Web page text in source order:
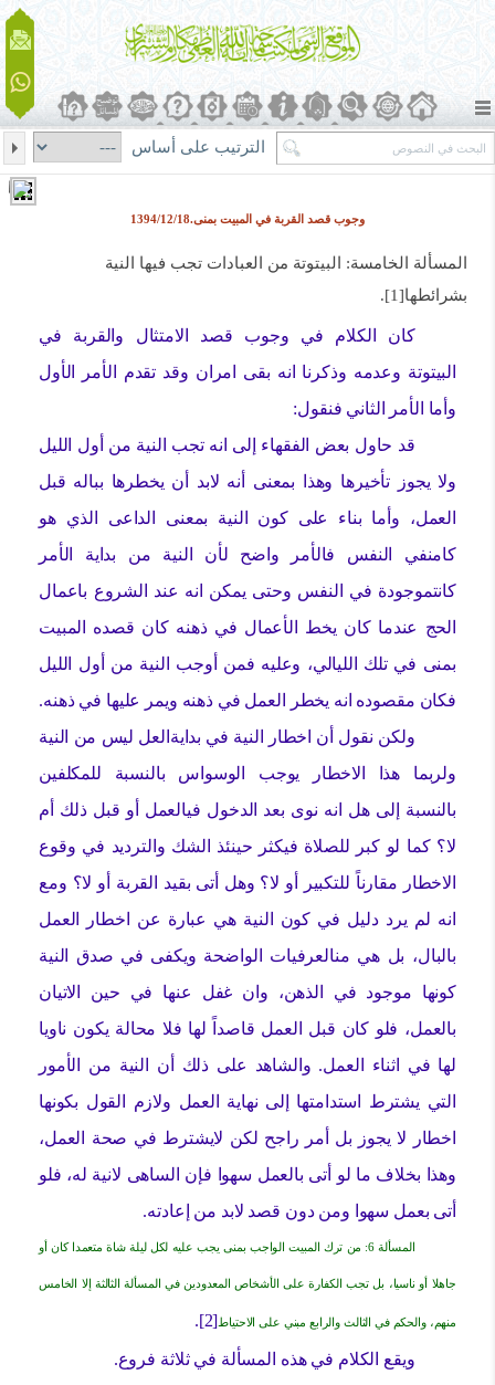
الترتيب على أساس
وجوب قصد القربة في المبيت بمنى.1394/12/18
المسألة الخامسة: البيتوتة من العبادات تجب فيها النية
بشرائطها[1].
كان الكلام في وجوب قصد الامتثال والقربة في
البيتوتة وعدمه وذكرنا انه بقى امران وقد تقدم الأمر الأول
وأما الأمر الثاني فنقول:
قد حاول بعض الفقهاء إلى انه تجب النية من أول الليل
ولا يجوز تأخيرها وهذا بمعنى أنه لابد أن يخطرها بباله قبل
العمل، وأما بناء على كون النية بمعنى الداعى الذي هو
كامنفي النفس فالأمر واضح لأن النية من بداية الأمر
كانتموجودة في النفس وحتى يمكن انه عند الشروع باعمال
الحج عندما كان يخط الأعمال في ذهنه كان قصده المبيت
بمنى في تلك الليالي، وعليه فمن أوجب النية من أول الليل
فكان مقصوده انه يخطر العمل في ذهنه ويمر عليها في ذهنه.
ولكن نقول أن اخطار النية في بدايةالعل ليس من النية
ولربما هذا الاخطار يوجب الوسواس بالنسبة للمكلفين
بالنسبة إلى هل انه نوى بعد الدخول فيالعمل أو قبل ذلك أم
لا؟ كما لو كبر للصلاة فيكثر حينئذ الشك والترديد في وقوع
الاخطار مقارناً للتكبير أو لا؟ وهل أتى بقيد القربة أو لا؟ ومع
انه لم يرد دليل في كون النية هي عبارة عن اخطار العمل
بالبال، بل هي منالعرفيات الواضحة ويكفى في صدق النية
كونها موجود في الذهن، وان غفل عنها في حين الاتيان
بالعمل، فلو كان قبل العمل قاصداً لها فلا محالة يكون ناويا
لها في اثناء العمل. والشاهد على ذلك أن النية من الأمور
التي يشترط استدامتها إلى نهاية العمل ولازم القول بكونها
اخطار لا يجوز بل أمر راجح لكن لايشترط في صحة العمل،
وهذا بخلاف ما لو أتى بالعمل سهوا فإن الساهى لانية له، فلو
أتى بعمل سهوا ومن دون قصد لابد من إعادته.
المسألة 6: من ترك المبيت الواجب بمنى يجب عليه لكل ليلة شاة متعمدا كان أو
جاهلا أو ناسيا، بل تجب الكفارة على الأشخاص المعدودين في المسألة الثالثة إلا الخامس
منهم، والحكم في الثالث والرابع مبني على الاحتياط [2].
ويقع الكلام في هذه المسألة في ثلاثة فروع.